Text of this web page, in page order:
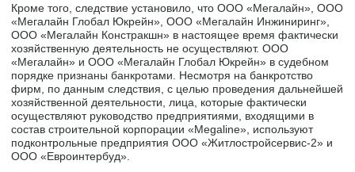
Кроме того, следствие установило, что ООО «Мегалайн», ООО
«Мегалайн Глобал Юкрейн», ООО «Мегалайн Инжиниринг»,
ООО «Мегалайн Констракшн» в настоящее время фактически
хозяйственную деятельность не осуществляют. ООО
«Мегалайн» и ООО «Мегалайн Глобал Юкрейн» в судебном
порядке признаны банкротами. Несмотря на банкротство
фирм, по данным следствия, с целью проведения дальнейшей
хозяйственной деятельности, лица, которые фактически
осуществляют руководство предприятиями, входящими в
состав строительной корпорации «Megaline», используют
подконтрольные предприятия ООО «Житлостройсервис-2» и
ООО «Евроинтербуд».